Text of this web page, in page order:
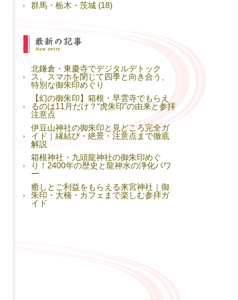
群馬・栃木・茨城 (18)
北鎌倉・東慶寺でデジタルデトック
ス。スマホを閉じて四季と向き合う、
特別な御朱印めぐり
【幻の御朱印】箱根・早雲寺でもらえ
るのは11月だけ？“虎朱印”の由来と参拝
注意点
伊豆山神社の御朱印と見どころ完全ガ
イド｜縁結び・絶景・注意点まで徹底
解説
箱根神社・九頭龍神社の御朱印めぐ
り！2400年の歴史と龍神水の浄化パワ
ー
癒しとご利益をもらえる来宮神社｜御
朱印・大楠・カフェまで楽しむ参拝ガ
イド